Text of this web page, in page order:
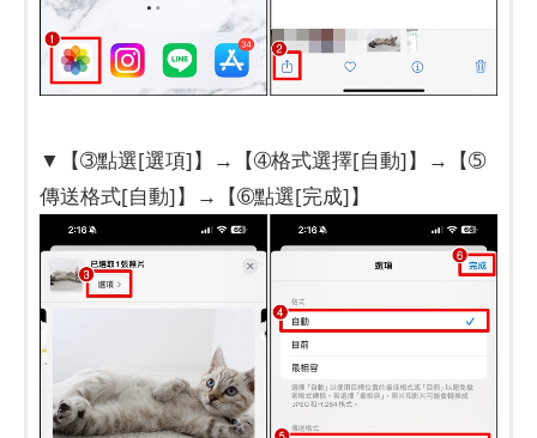
▼【➂點選[選項]】→【➃格式選擇[自動]】→【➄
傳送格式[自動]】→【➅點選[完成]】